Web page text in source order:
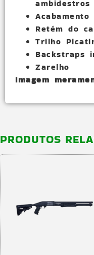
ambidestros
Retém do
Trilho
Backstraps
Zarelho
Imagem
PRODUTOS